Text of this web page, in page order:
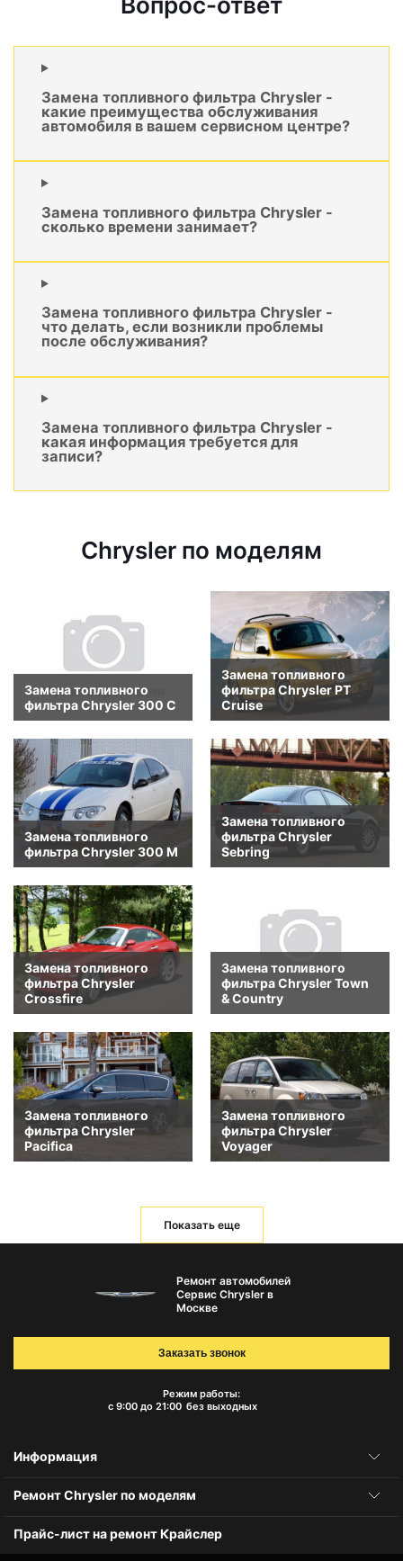
Замена топливного фильтра Chrysler -
какие преимущества обслуживания
автомобиля в вашем сервисном центре?
Замена топливного фильтра Chrysler -
сколько времени занимает?
Замена топливного фильтра Chrysler -
что делать, если возникли проблемы
после обслуживания?
Замена топливного фильтра Chrysler -
какая информация требуется для
записи?
Chrysler по моделям
Замена топливного
фильтра Chrysler 300 C
Замена топливного
фильтра Chrysler PT
Cruise
Замена топливного
фильтра Chrysler 300 M
Замена топливного
фильтра Chrysler
Sebring
Замена топливного
фильтра Chrysler
Crossfire
Замена топливного
фильтра Chrysler Town
& Country
Замена топливного
фильтра Chrysler
Pacifica
Замена топливного
фильтра Chrysler
Voyager
Показать еще
Ремонт автомобилей
Сервис Chrysler в
Москве
Режим работы:
с 9:00 до 21:00 без выходных
Заказать звонок
Информация
Ремонт Chrysler по моделям
Прайс-лист на ремонт Крайслер